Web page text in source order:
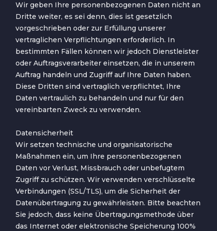
Wir geben Ihre personenbezogenen Daten nicht an
Dritte weiter, es sei denn, dies ist gesetzlich
vorgeschrieben oder zur Erfüllung unserer
vertraglichen Verpflichtungen erforderlich. In
bestimmten Fällen können wir jedoch Dienstleister
oder Auftragsverarbeiter einsetzen, die in unserem
Auftrag handeln und Zugriff auf Ihre Daten haben.
Diese Dritten sind vertraglich verpflichtet, Ihre
Daten vertraulich zu behandeln und nur für den
vereinbarten Zweck zu verwenden.
Datensicherheit
Wir setzen technische und organisatorische
Maßnahmen ein, um Ihre personenbezogenen
Daten vor Verlust, Missbrauch oder unbefugtem
Zugriff zu schützen. Wir verwenden verschlüsselte
Verbindungen (SSL/TLS), um die Sicherheit der
Datenübertragung zu gewährleisten. Bitte beachten
Sie jedoch, dass keine Übertragungsmethode über
das Internet oder elektronische Speicherung 100%